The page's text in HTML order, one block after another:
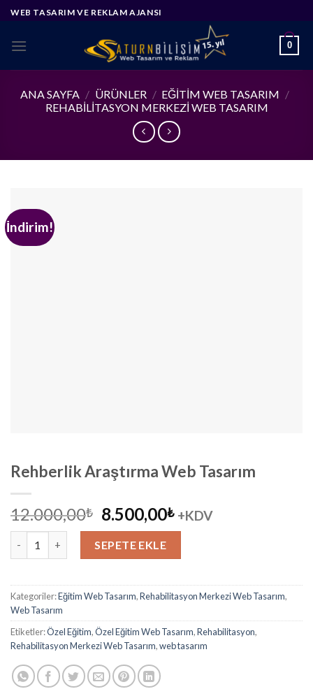
Skip
content
WEB TASARIM VE REKLAM AJANSI
0
ANA SAYFA / ÜRÜNLER / EĞITIM WEB TASARIM /
REHABILITASYON MERKEZI WEB TASARIM
İndirim!
Rehberlik Araştırma Web Tasarım
12.000,00₺ Orijinal
fiyat:
12.000,00₺.
8.500,00₺Şu
andaki
8.500,00₺.
+KDV
SEPETE EKLE
Kategoriler:Eğitim Web Tasarım,Rehabilitasyon Merkezi Web Tasarım,
Web Tasarım
Etiketler:Özel Eğitim,Özel Eğitim Web Tasarım,Rehabilitasyon,
Rehabilitasyon Merkezi Web Tasarım,web tasarım